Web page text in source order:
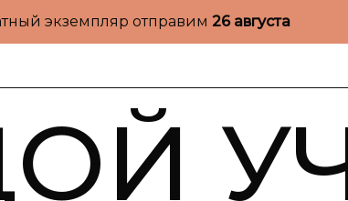
экземпляр отправим 26 августа